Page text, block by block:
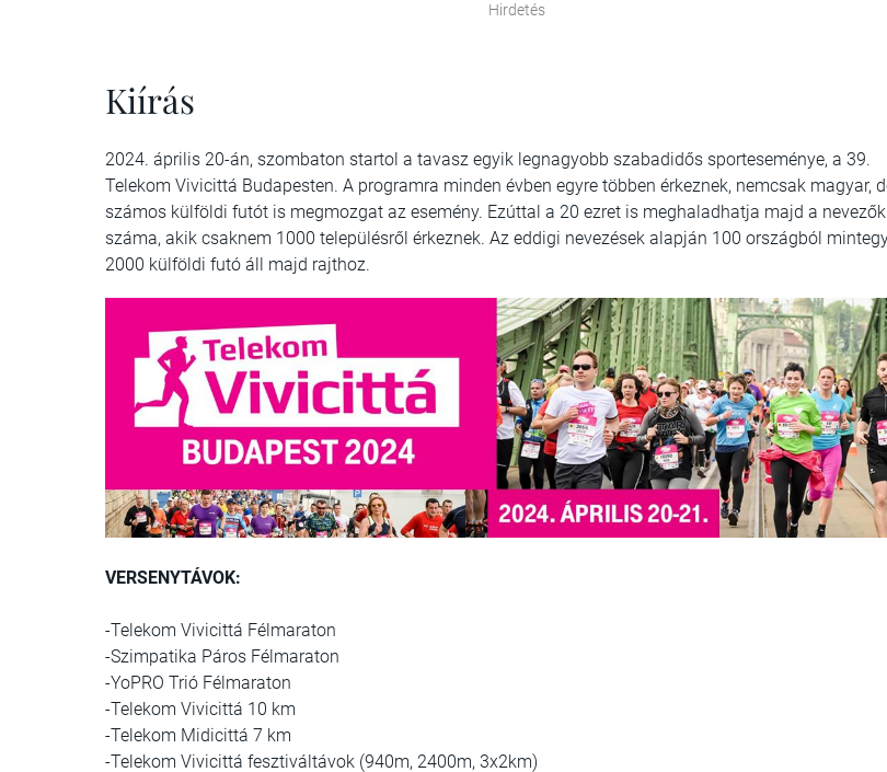
Hirdetés
Kiírás
2024. április 20-án, szombaton startol a tavasz egyik legnagyobb szabadidős sporteseménye, a 39.
Telekom Vivicittá Budapesten. A programra minden évben egyre többen érkeznek, nemcsak magyar,
számos külföldi futót is megmozgat az esemény. Ezúttal a 20 ezret is meghaladhatja majd a nevezők
száma, akik csaknem 1000 településről érkeznek. Az eddigi nevezések alapján 100 országból
2000 külföldi futó áll majd rajthoz.
VERSENYTÁVOK:
-Telekom Vivicittá Félmaraton
-Szimpatika Páros Félmaraton
-YoPRO Trió Félmaraton
-Telekom Vivicittá 10 km
-Telekom Midicittá 7 km
-Telekom Vivicittá fesztiváltávok (940m, 2400m, 3x2km)